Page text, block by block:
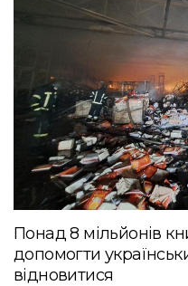
Понад 8 мільйонів
допомогти
відновитися